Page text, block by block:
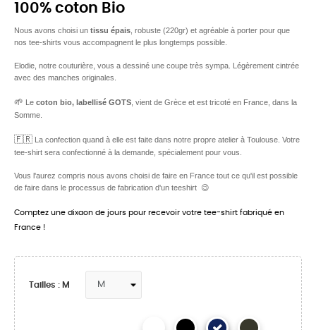
100% coton Bio
Nous avons choisi un tissu épais , robuste (220gr) et agréable à porter pour que
nos tee-shirts vous accompagnent le plus longtemps possible.
Elodie, notre couturière, vous a dessiné une coupe très sympa. Légèrement cintrée
avec des manches originales.
🌱 Le coton bio, labellisé GOTS , vient de Grèce et est tricoté en France, dans la
Somme.
🇫🇷 La confection quand à elle est faite dans notre propre atelier à Toulouse. Votre
tee-shirt sera confectionné à la demande, spécialement pour vous.
Vous l'aurez compris nous avons choisi de faire en France tout ce qu'il est possible
de faire dans le processus de fabrication d'un teeshirt 😉
Comptez une dixaon de jours pour recevoir votre tee-shirt fabriqué en
France !
Tailles : M